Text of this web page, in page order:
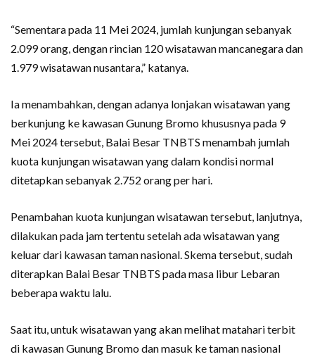
“Sementara pada 11 Mei 2024, jumlah kunjungan sebanyak
2.099 orang, dengan rincian 120 wisatawan mancanegara dan
1.979 wisatawan nusantara,” katanya.
Ia menambahkan, dengan adanya lonjakan wisatawan yang
berkunjung ke kawasan Gunung Bromo khususnya pada 9
Mei 2024 tersebut, Balai Besar TNBTS menambah jumlah
kuota kunjungan wisatawan yang dalam kondisi normal
ditetapkan sebanyak 2.752 orang per hari.
Penambahan kuota kunjungan wisatawan tersebut, lanjutnya,
dilakukan pada jam tertentu setelah ada wisatawan yang
keluar dari kawasan taman nasional. Skema tersebut, sudah
diterapkan Balai Besar TNBTS pada masa libur Lebaran
beberapa waktu lalu.
Saat itu, untuk wisatawan yang akan melihat matahari terbit
di kawasan Gunung Bromo dan masuk ke taman nasional